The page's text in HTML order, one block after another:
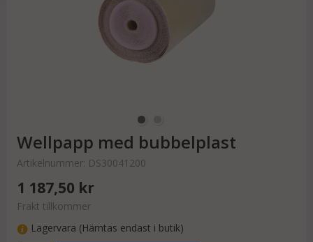
Wellpapp med bubbelplast
Artikelnummer: DS30041200
1 187,50 kr
Frakt tillkommer
Lagervara (Hämtas endast i butik)